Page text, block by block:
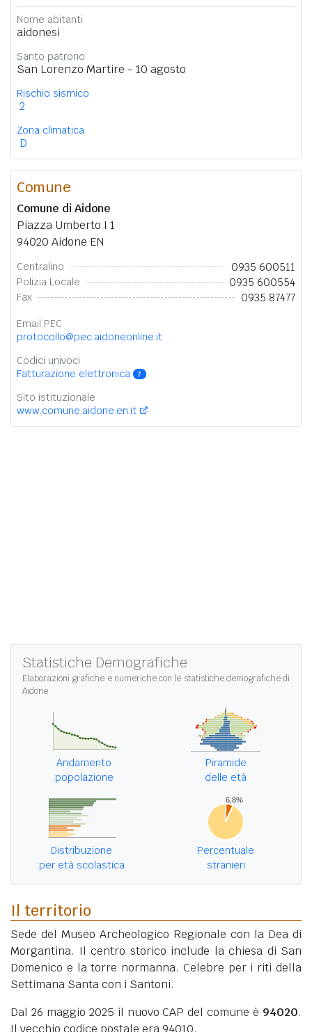
Nome abitanti
aidonesi
Santo patrono
San Lorenzo Martire - 10 agosto
Rischio sismico
2
Zona climatica
D
Comune
Comune di Aidone
Piazza Umberto I 1
94020 Aidone EN
Centralino 0935 600511
Polizia Locale 0935 600554
Fax 0935 87477
Email PEC
protocollo@pec.aidoneonline.it
Codici univoci
Fatturazione elettronica
7
Sito istituzionale
www.comune.aidone.en.it
Statistiche Demografiche
Elaborazioni grafiche e numeriche con le statistiche demografiche di
Aidone
Andamento
popolazione
Piramide
delle età
Distribuzione
per età scolastica
Percentuale
stranieri
Il territorio
Sede del Museo Archeologico Regionale con la Dea di
Morgantina. Il centro storico include la chiesa di San
Domenico e la torre normanna. Celebre per i riti della
Settimana Santa con i Santoni.
Dal 26 maggio 2025 il nuovo CAP del comune è 94020.